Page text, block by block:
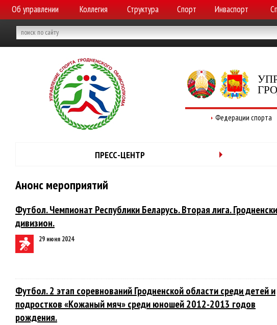
Об управлении Коллегия Структура Спорт Инваспорт
Федерации спорта
ПРЕСС-ЦЕНТР
Анонс мероприятий
Футбол. Чемпионат Республики Беларусь. Вторая лига.
дивизион.
29 июня 2024
Футбол. 2 этап соревнований Гродненской области среди детей и
подростков «Кожаный мяч» среди юношей 2012-2013 годов
рождения.